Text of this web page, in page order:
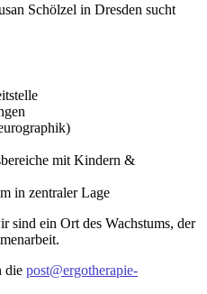
Schölzel in Dresden sucht
mit Kindern &
in zentraler Lage
sind ein Ort des Wachstums, der
die post@ergotherapie-